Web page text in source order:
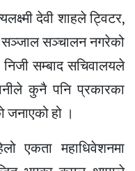
देवी शाहले ट्विटर,
सञ्चालन नगरेको
सम्बाद सचिवालयले
कुनै पनि प्रकारका
हो ।
एकता महाधिवेशनमा